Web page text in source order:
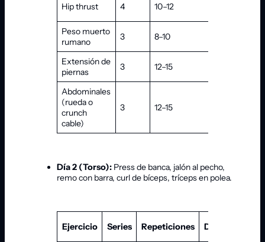
Hip thrust 4 10–12
Peso muerto
rumano
3 8–10
Extensión de
piernas
3 12–15
Abdominales
(rueda o
crunch
cable)
3 12–15
Día 2 (Torso): Press de banca, jalón al pecho,
remo con barra, curl de bíceps, tríceps en polea.
Ejercicio Series Repeticiones Descanso